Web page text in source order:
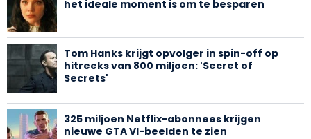
het ideale moment is om te besparen
Tom Hanks krijgt opvolger in spin-off op
hitreeks van 800 miljoen: 'Secret of
Secrets'
325 miljoen Netflix-abonnees krijgen
nieuwe GTA VI-beelden te zien